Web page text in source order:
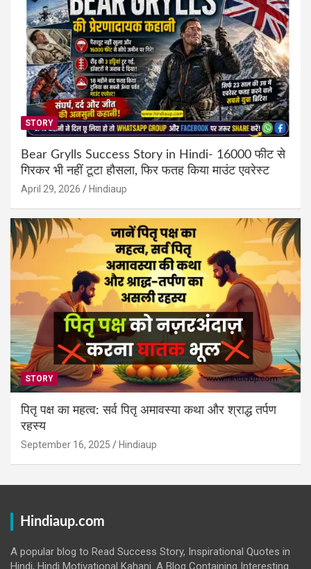
STORY
Bear Grylls Success Story in Hindi- 16000 फीट से
गिरकर भी नहीं टूटा हौसला, फिर फतह किया माउंट एवरेस्ट
April 29, 2026 Hindiaup
STORY
पितृ पक्ष का महत्व: सर्व पितृ अमावस्या कथा और श्राद्ध तर्पण
रहस्य
September 16, 2025 Hindiaup
Hindiaup.com
A popular blog to Read Success Story, Inspirational Quotes in
Hindi, Hindi Motivational Kahani. A Blog Containing Interesting